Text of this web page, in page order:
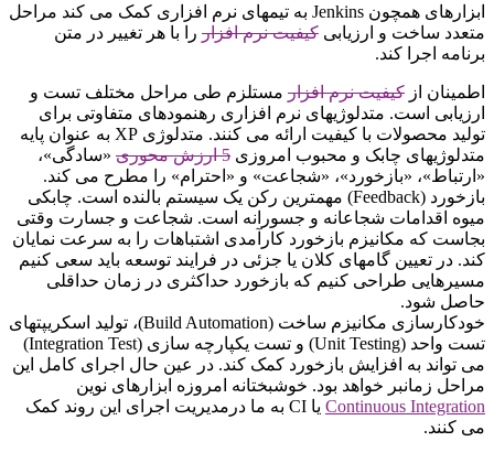
‫ابزارهای همچون Jenkins به تیمهای نرم افزاری کمک می کند مراحل
متعدد ساخت و ارزیابی کیفیت نرم افزار را با هر تغییر در متن
برنامه اجرا کند.
‫اطمینان از کیفیت نرم افزار مستلزم طی مراحل مختلف تست و
ارزیابی است. متدلوژیهای نرم افزاری رهنمودهای متفاوتی برای
تولید محصولات با کیفیت ارائه می کنند. متدلوژی XP به عنوان پایه
متدلوژیهای چابک و محبوب امروزی 5 ارزش محوری
«سادگی»،
«ارتباط»، «بازخورد»، «شجاعت» و «احترام» را مطرح می کند.
بازخورد (Feedback) مهمترین رکن یک سیستم بالنده است. چابکی
میوه اقدامات شجاعانه و جسورانه است. شجاعت و جسارت وقتی
بجاست که مکانیزم بازخورد کارآمدی اشتباهات را به سرعت نمایان
کند. در تعیین گامهای کلان یا جزئی در فرایند توسعه باید سعی کنیم
مسیرهایی طراحی کنیم که بازخورد حداکثری در زمان حداقلی
حاصل شود.
‫خودکارسازی مکانیزم ساخت (Build Automation)، تولید اسکریپتهای
تست واحد (Unit Testing) و تست یکپارچه سازی (Integration Test)
می تواند به افزایش بازخورد کمک کند. در عین حال اجرای کامل این
مراحل زمانبر خواهد بود. خوشبختانه امروزه ابزارهای نوین
Continuous Integration
یا CI به ما درمدیریت اجرای این روند کمک
می کنند.